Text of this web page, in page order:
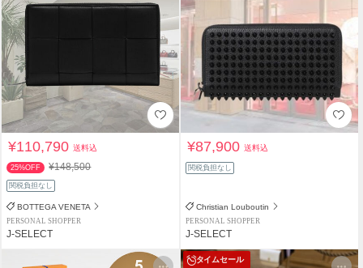
¥110,790送料込
25%OFF ¥148,500
関税負担なし
BOTTEGA VENETA
PERSONAL SHOPPER
J-SELECT
¥87,900送料込
関税負担なし
Christian Louboutin
PERSONAL SHOPPER
J-SELECT
タイムセール